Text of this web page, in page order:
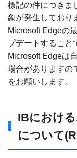
標記の件につきま
象が発生しており
Microsoft Edgeの
プデートすること
Microsoft Edgeは
場合がありますの
をお願いします。
IBにおけ
について